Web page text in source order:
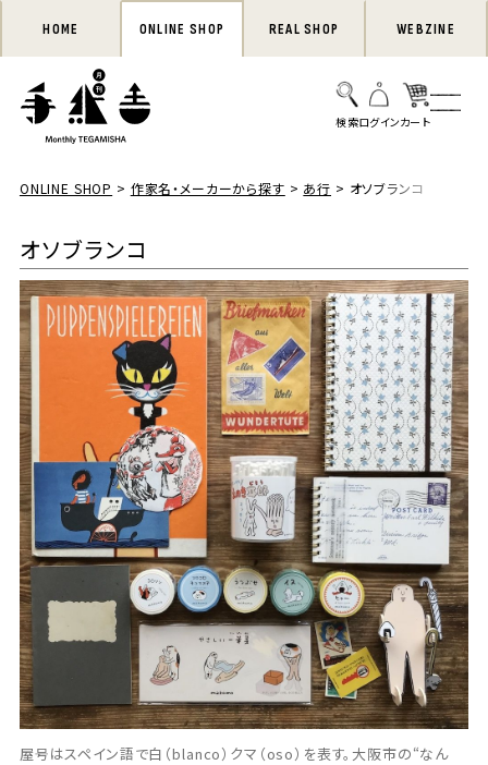
HOME ONLINE SHOP REAL SHOP WEBZINE
ONLINE SHOP 作家名・メーカーから探す あ行 オソブランコ
オソブランコ
屋号はスペイン語で白（blanco）クマ（oso）を表す。大阪市の“なん